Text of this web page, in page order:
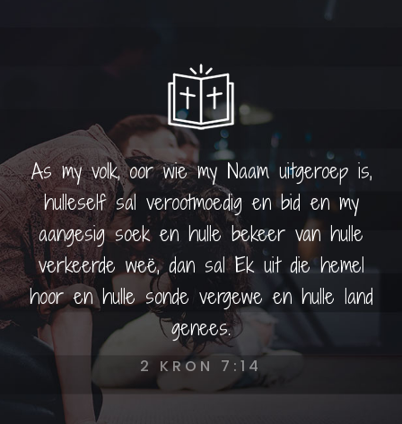
As my volk, oor wie my Naam uitgeroep is,
hulleself sal verootmoedig en bid en my
aangesig soek en hulle bekeer van hulle
verkeerde weë, dan sal Ek uit die hemel
hoor en hulle sonde vergewe en hulle land
genees.
2 KRON 7:14